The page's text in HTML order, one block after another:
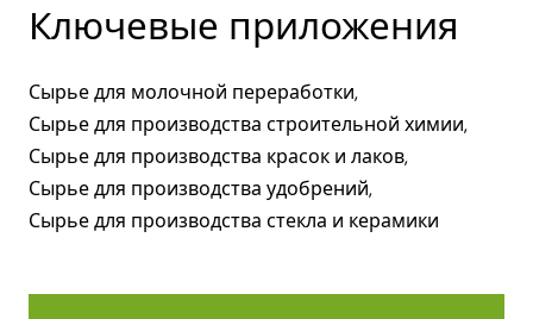
Ключевые приложения
Сырье для молочной переработки,
Сырье для производства строительной химии,
Сырье для производства красок и лаков,
Сырье для производства удобрений,
Сырье для производства стекла и керамики